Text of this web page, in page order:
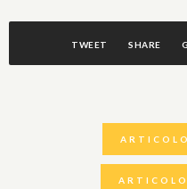
TWEET SHARE